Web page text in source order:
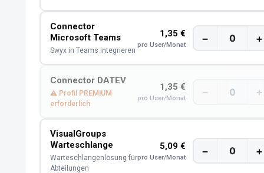
Connector
Microsoft Teams
Swyx in Teams integrieren
1,35 €
pro User/Monat
− +
Connector DATEV
⚠ Profil PREMIUM
erforderlich
1,35 €
pro User/Monat
− +
VisualGroups
Warteschlange
Warteschlangenlösung für
Abteilungen
5,09 €
pro User/Monat
− +